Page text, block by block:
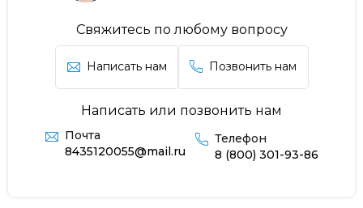
Свяжитесь по любому вопросу
Написать нам Позвонить нам
Написать или позвонить нам
Почта
8435120055@mail.ru
Телефон
8 (800) 301-93-86